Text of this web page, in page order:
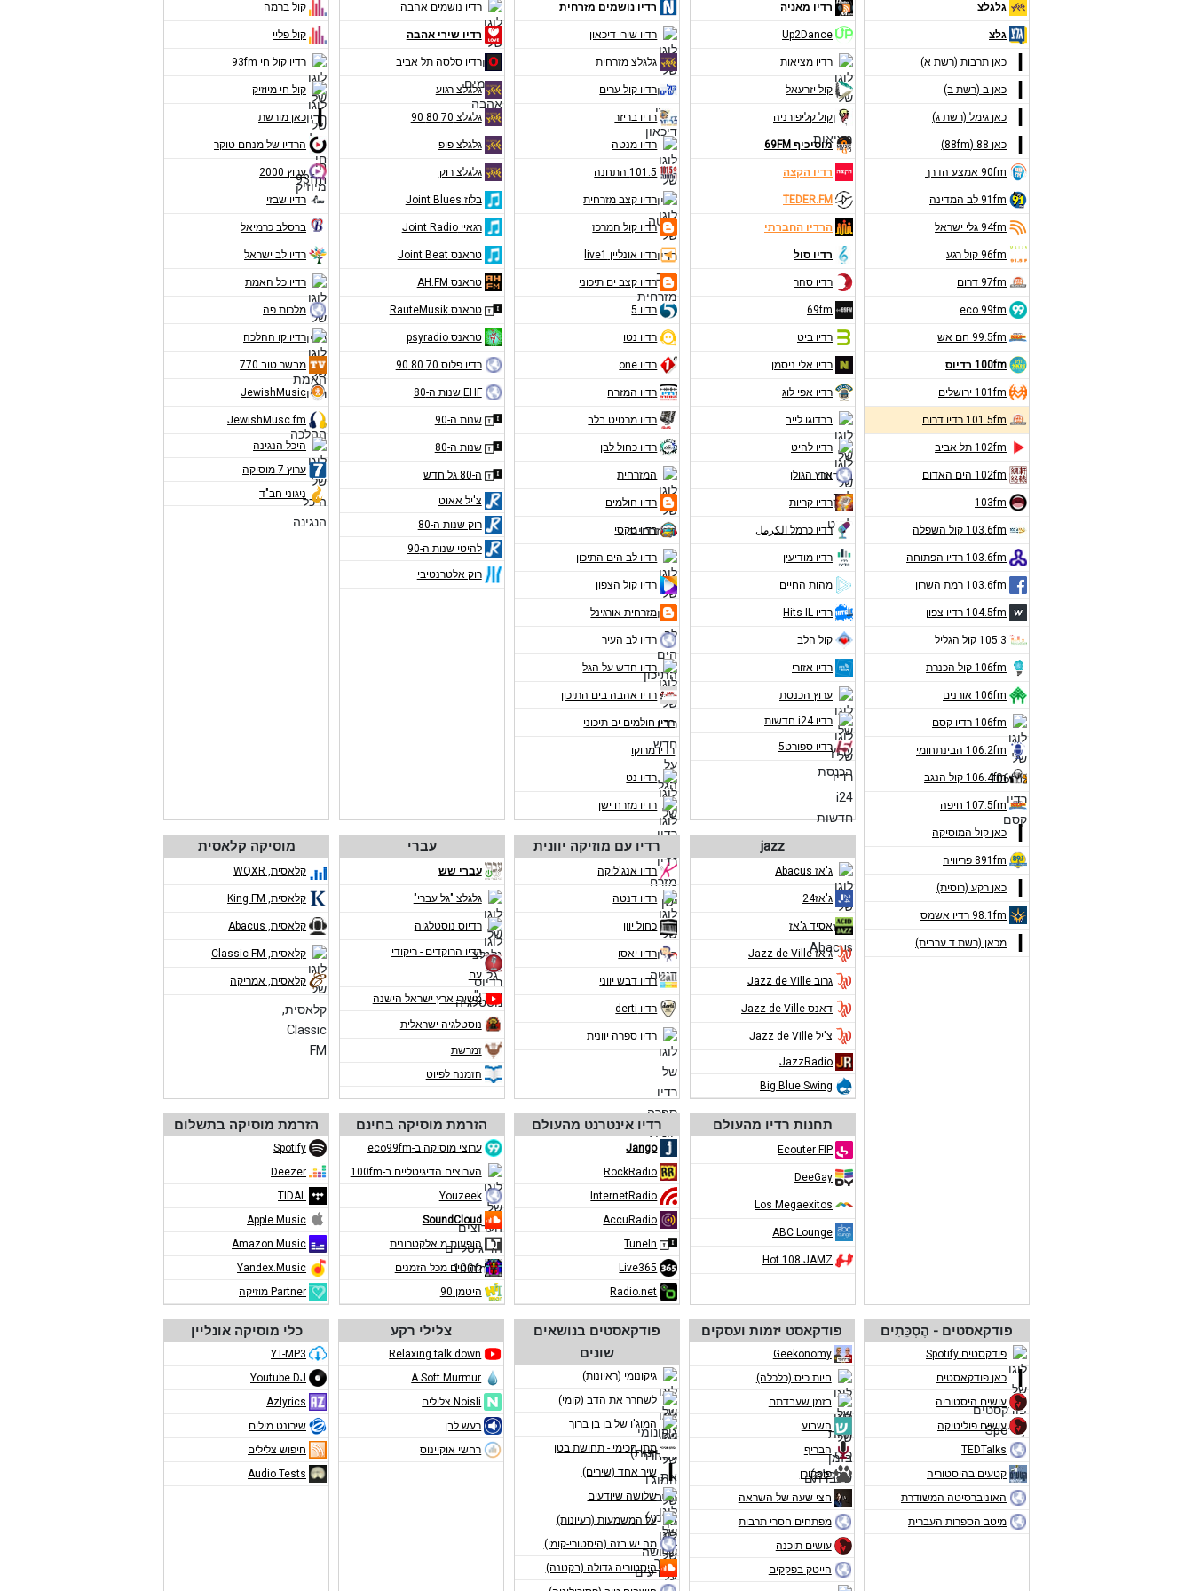
גלגלצ
גלצ
כאן תרבות (רשת א)
כאן ב (רשת ב)
כאן גימל (רשת ג)
כאן 88 (88fm)
90fm אמצע הדרך
91fm לב המדינה
94fm גלי ישראל
96fm קול רגע
97fm דרום
eco 99fm
99.5fm חם אש
100fm רדיוס
101fm ירושלים
101.5fm רדיו דרום
102fm תל אביב
102fm הים האדום
103fm
103.6fm קול השפלה
103.6fm רדיו הפתוחה
103.6fm רמת השרון
104.5fm רדיו צפון
105.3 קול הגליל
106fm קול הכנרת
106fm אורנים
106fm רדיו קסם
106.2fm הבינתחומי
106.4fm קול הנגב
107.5fm חיפה
כאן קול המוסיקה
891fm פריוויה
כאן רקע (רוסית)
98.1fm רדיו אשמס
מכאן (רשת ד ערבית)
רדיו מאניה
Up2Dance
רדיו מציאות
קול יזרעאל
קול קליפורניה
מוסיכיף 69FM
רדיו הקצה
TEDER.FM
הרדיו החברתי
רדיו סול
רדיו סהר
69fm
רדיו ביט
רדיו אלי ניסמן
רדיו אפי לוג
ברדוגו לייב
רדיו להיט
ארץ הגולן
רדיו קריות
רדיו כרמל الكرمل
רדיו מודיעין
מהות החיים
רדיו Hits IL
קול הלב
רדיו אזורי
ערוץ הכנסת
רדיו i24 חדשות
רדיו ספורט5
רדיו נושמים מזרחית
רדיו שירי דיכאון
גלגלצ מזרחית
רדיו קול ערים
רדיו בריזר
רדיו מנטה
101.5 התחנה
רדיו קצב מזרחית
רדיו קול המרכז
רדיו אונליין live1
רדיו קצב ים תיכוני
רדיו 5
רדיו נטו
רדיו one
רדיו המזרח
רדיו מרטיט בלב
רדיו כחול לבן
המזרחית
רדיו חולמים
רדיו טקסי
רדיו לב הים התיכון
רדיו קול הצפון
מזרחית אורגינל
רדיו לב העיר
רדיו חדש על הגל
רדיו אהבה בים התיכון
רדיו חולמים ים תיכוני
רדיו מרוקו
רדיו נט
רדיו מזרח ישן
רדיו נושמים אהבה
רדיו שירי אהבה
רדיו סלסה תל אביב
גלגלצ רגוע
גלגלצ 70 80 90
גלגלצ פופ
גלגלצ רוק
בלוז Joint Blues
רגאיי Joint Radio
טראנס Joint Beat
טראנס AH.FM
טראנס RauteMusik
טראנס psyradio
רדיו פלוס 70 80 90
EHF שנות ה-80
שנות ה-90
שנות ה-80
ה-80 גל חדש
צ'יל אאוט
רוק שנות ה-80
להיטי שנות ה-90
רוק אלטרנטיבי
קול ברמה
קול פליי
רדיו קול חי 93fm
קול חי מיוזיק
כאן מורשת
הרדיו של מנחם טוקר
ערוץ 2000
רדיו שבזי
ברסלב כרמיאל
רדיו לב ישראל
רדיו כל האמת
מלכות פה
רדיו קו ההלכה
מבשר טוב 770
JewishMusic
JewishMusc.fm
היכל הנגינה
ערוץ 7 מוסיקה
ניגוני חב"ד
jazz
ג'אז Abacus
ג'אז24
אסיד ג'אז
ג'אז Jazz de Ville
גרוב Jazz de Ville
דאנס Jazz de Ville
צ'יל Jazz de Ville
JazzRadio
Big Blue Swing
רדיו עם מוזיקה יוונית
רדיו אנג'ליקה
רדיו דנטה
כחול יוון
רדיו יאסו
רדיו דבש יווני
רדיו derti
רדיו ספרה יוונית
עברי
עברי שש
גלגלצ "גל עברי"
רדיוס נוסטלגיה
רדיו הרוקדים - ריקודי
עם
משירי ארץ ישראל הישנה
נוסטלגיה ישראלית
זמרשת
הזמנה לפיוט
מוסיקה קלאסית
קלאסית, WQXR
קלאסית, King FM
קלאסית, Abacus
קלאסית, Classic FM
קלאסית, אמריקה
תחנות רדיו מהעולם
Ecouter FIP
DeeGay
Los Megaexitos
ABC Lounge
Hot 108 JAMZ
רדיו אינטרנט מהעולם
Jango
RockRadio
InternetRadio
AccuRadio
TuneIn
Live365
Radio.net
הזרמת מוסיקה בחינם
ערוצי מוסיקה ב-eco99fm
הערוצים הדיגיטליים ב-100fm
Youzeek
SoundCloud
הופעות מ.אלקטרונית
להיטים מכל הזמנים
היטמן 90
הזרמת מוסיקה בתשלום
Spotify
Deezer
TIDAL
Apple Music
Amazon Music
Yandex.Music
Partner מוזיקה
פודקאסטים - הֶסְכֵּתִים
פודקסטים Spotify
כאן פודקאסטים
עושים היסטוריה
עושים פוליטיקה
TEDTalks
קטעים בהיסטוריה
האוניברסיטה המשודרת
מיטב הספרות העברית
פודקאסט יזמות ועסקים
Geekonomy
חיות כיס (כלכלה)
בזמן שעבדתם
השבוע
הבריף
פופקורן
חצי שעה של השראה
מפתחים חסרי תרבות
עושים תוכנה
הייטק בפקקים
פודקאסטים בנושאים
שונים
גיקונומי (ראיונות)
לשחרר את הדב (קומי)
המוג'ו של בן בן ברוך
מתן חכימי - תחושת בטן
שיר אחד (שירים)
שלושה שיודעים
על המשמעות (רעיונות)
מה יש בזה (היסטורי-קומי)
היסטוריה גדולה (בקטנה)
צלילי רקע
Relaxing talk down
A Soft Murmur
Noisli צלילים
רעש לבן
רחשי אוקיינוס
כלי מוסיקה אונליין
YT-MP3
Youtube DJ
Azlyrics
שירונט מילים
חיפוש צלילים
Audio Tests